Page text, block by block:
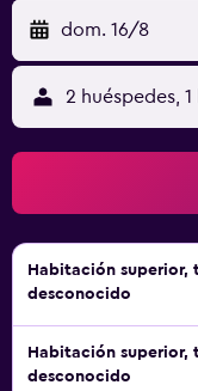
para empezar el día
Nhube, en
la carta o disfrutar
bar en la planta
sofisticados y en el
bebidas, algunas
directo. También
privado. El NH
para 220 personas:
y eventos. Nuestro
ofrecerte el
todas tus reuniones.
dom. 16/8
2 huéspedes, 1
Habitación superior,
desconocido
Habitación superior,
desconocido